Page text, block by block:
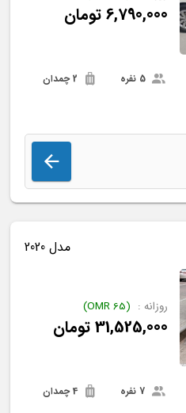
6,790,000تومان
مدل 2020
روزانه : (
65
OMR
)
31,525,000تومان
4 چمدان